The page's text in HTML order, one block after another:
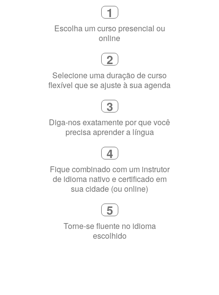
1
Escolha um curso presencial ou
online
2
Selecione uma duração de curso
flexível que se ajuste à sua agenda
3
Diga-nos exatamente por que você
precisa aprender a língua
4
Fique combinado com um instrutor
de idioma nativo e certificado em
sua cidade (ou online)
5
Torne-se fluente no idioma
escolhido